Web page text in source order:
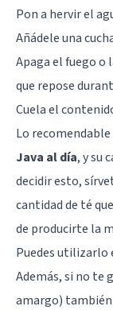
Pon a hervir el
Añádele una
Apaga el fuego o
que repose
Cuela el
Lo recomendable
Java al día, y su
decidir esto,
cantidad de té
de producirte la
Puedes utilizarlo
Además, si no te
amargo)